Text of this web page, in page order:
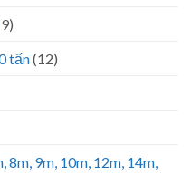
tấn(12)
9m, 10m, 12m, 14m,